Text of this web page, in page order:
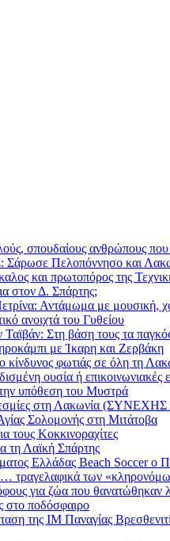
σπουδαίους ανθρώπους
Σάρωσε Πελοπόννησο και
και πρωτοπόρος της
στον Δ. Σπάρτης;
Αντάμωμα με μουσική,
ανοιχτά του Γυθείου
Στη βάση τους τα
με Ίκαρη και Ζερβάκη
κίνδυνος φωτιάς σε όλη τη
ουσία ή επικοινωνιακές
υπόθεση του Μυστρά
στη Λακωνία
Σολομονής στη Μιτάτοβα
τους Κοκκινοραχίτες
τη Λαϊκή Σπάρτης
Ελλάδας Beach Soccer ο
τραγελαφικά των
για ζώα που θανατώθηκαν
στο ποδόσφαιρο
της ΙΜ Παναγίας